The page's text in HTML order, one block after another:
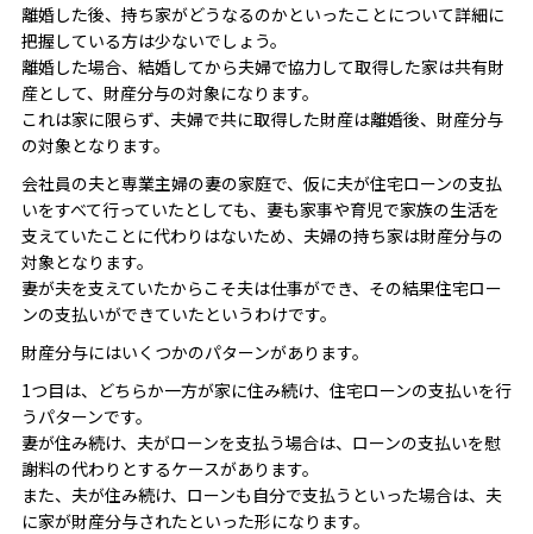
離婚した後、持ち家がどうなるのかといったことについて詳細に
把握している方は少ないでしょう。
離婚した場合、結婚してから夫婦で協力して取得した家は共有財
産として、財産分与の対象になります。
これは家に限らず、夫婦で共に取得した財産は離婚後、財産分与
の対象となります。
会社員の夫と専業主婦の妻の家庭で、仮に夫が住宅ローンの支払
いをすべて行っていたとしても、妻も家事や育児で家族の生活を
支えていたことに代わりはないため、夫婦の持ち家は財産分与の
対象となります。
妻が夫を支えていたからこそ夫は仕事ができ、その結果住宅ロー
ンの支払いができていたというわけです。
財産分与にはいくつかのパターンがあります。
1つ目は、どちらか一方が家に住み続け、住宅ローンの支払いを行
うパターンです。
妻が住み続け、夫がローンを支払う場合は、ローンの支払いを慰
謝料の代わりとするケースがあります。
また、夫が住み続け、ローンも自分で支払うといった場合は、夫
に家が財産分与されたといった形になります。